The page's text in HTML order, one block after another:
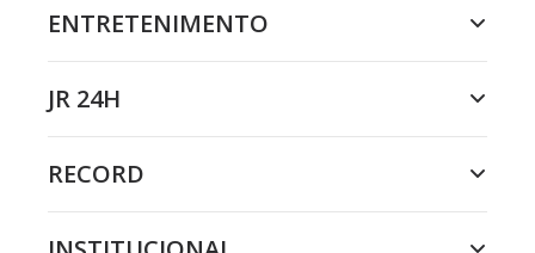
ENTRETENIMENTO
JR 24H
RECORD